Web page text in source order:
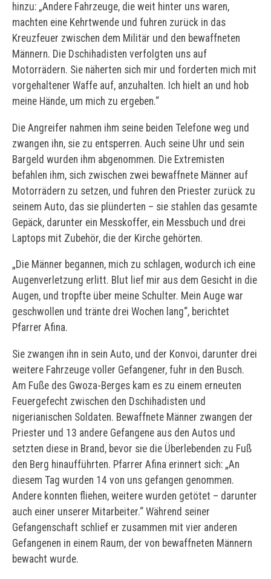
hinzu: „Andere Fahrzeuge, die weit hinter uns waren,
machten eine Kehrtwende und fuhren zurück in das
Kreuzfeuer zwischen dem Militär und den bewaffneten
Männern. Die Dschihadisten verfolgten uns auf
Motorrädern. Sie näherten sich mir und forderten mich mit
vorgehaltener Waffe auf, anzuhalten. Ich hielt an und hob
meine Hände, um mich zu ergeben.“
Die Angreifer nahmen ihm seine beiden Telefone weg und
zwangen ihn, sie zu entsperren. Auch seine Uhr und sein
Bargeld wurden ihm abgenommen. Die Extremisten
befahlen ihm, sich zwischen zwei bewaffnete Männer auf
Motorrädern zu setzen, und fuhren den Priester zurück zu
seinem Auto, das sie plünderten – sie stahlen das gesamte
Gepäck, darunter ein Messkoffer, ein Messbuch und drei
Laptops mit Zubehör, die der Kirche gehörten.
„Die Männer begannen, mich zu schlagen, wodurch ich eine
Augenverletzung erlitt. Blut lief mir aus dem Gesicht in die
Augen, und tropfte über meine Schulter. Mein Auge war
geschwollen und tränte drei Wochen lang“, berichtet
Pfarrer Afina.
Sie zwangen ihn in sein Auto, und der Konvoi, darunter drei
weitere Fahrzeuge voller Gefangener, fuhr in den Busch.
Am Fuße des Gwoza-Berges kam es zu einem erneuten
Feuergefecht zwischen den Dschihadisten und
nigerianischen Soldaten. Bewaffnete Männer zwangen der
Priester und 13 andere Gefangene aus den Autos und
setzten diese in Brand, bevor sie die Überlebenden zu Fuß
den Berg hinaufführten. Pfarrer Afina erinnert sich: „An
diesem Tag wurden 14 von uns gefangen genommen.
Andere konnten fliehen, weitere wurden getötet – darunter
auch einer unserer Mitarbeiter.“ Während seiner
Gefangenschaft schlief er zusammen mit vier anderen
Gefangenen in einem Raum, der von bewaffneten Männern
bewacht wurde.